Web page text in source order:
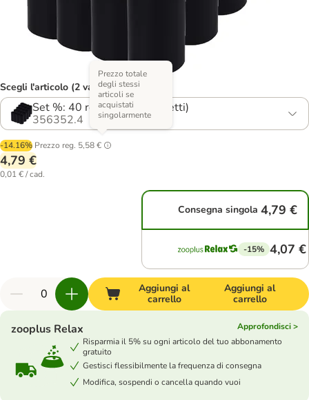
Scegli l'articolo (2 varianti)
Set %: 40 rotoli (800 sacchetti)
356352.4
-14.16% Prezzo reg. 5,58 €
Prezzo totale
degli stessi
articoli se
acquistati
singolarmente
4,79 €
0,01 € / cad.
Consegna singola 4,79 €
-15% 4,07 €
Aggiungi al
carrello
Aggiungi al
carrello
zooplus Relax
Approfondisci >
Risparmia il 5% su ogni articolo del tuo abbonamento
gratuito
Gestisci flessibilmente la frequenza di consegna
Modifica, sospendi o cancella quando vuoi